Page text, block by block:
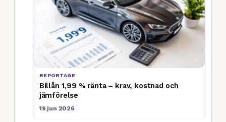
REPORTAGE
Billån 1,99 % ränta – krav, kostnad och
jämförelse
19 jun 2026